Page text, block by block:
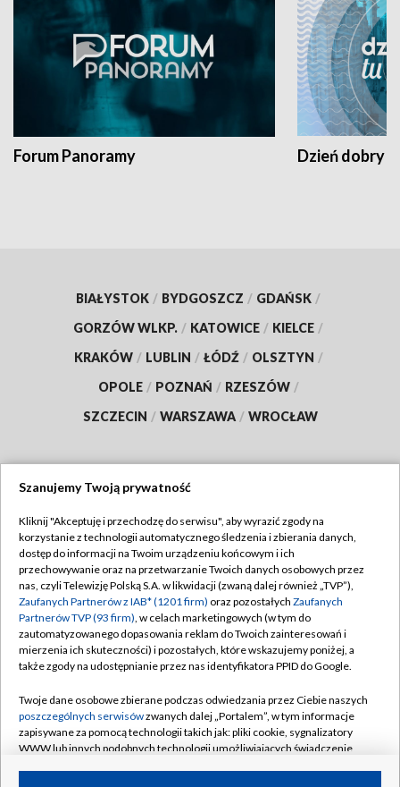
Forum Panoramy Dzień dobry
BIAŁYSTOK / BYDGOSZCZ / GDAŃSK /
GORZÓW WLKP. / KATOWICE / KIELCE /
KRAKÓW / LUBLIN / ŁÓDŹ / OLSZTYN /
OPOLE / POZNAŃ / RZESZÓW /
SZCZECIN / WARSZAWA / WROCŁAW
TVP
Abonament TVP
Emisja w TVP
Centrum informacji TVP
Naziemna Telewizja Cyfrowa
Rada Programowa
System NOS
Informacje o nadawcy
Regulamin TVP
Polityka prywatności
Moje zgody
Pomoc
Kontakt
Kanały
Szanujemy Twoją prywatność
Kliknij "Akceptuję i przechodzę do serwisu", aby wyrazić zgody na
korzystanie z technologii automatycznego śledzenia i zbierania danych,
dostęp do informacji na Twoim urządzeniu końcowym i ich
przechowywanie oraz na przetwarzanie Twoich danych osobowych przez
nas, czyli Telewizję Polską S.A. w likwidacji (zwaną dalej również „TVP”),
Zaufanych Partnerów z IAB* (1201 firm) oraz pozostałych Zaufanych
Partnerów TVP (93 firm), w celach marketingowych (w tym do
zautomatyzowanego dopasowania reklam do Twoich zainteresowań i
mierzenia ich skuteczności) i pozostałych, które wskazujemy poniżej, a
także zgody na udostępnianie przez nas identyfikatora PPID do Google.
Twoje dane osobowe zbierane podczas odwiedzania przez Ciebie naszych
poszczególnych serwisówzwanych dalej „Portalem”, w tym informacje
zapisywane za pomocą technologii takich jak: pliki cookie, sygnalizatory
WWW lub innych podobnych technologii umożliwiających świadczenie